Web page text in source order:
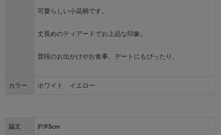
可愛らしい小花柄です。
丈長めのティアードでお上品な印象。
普段のお出かけやお食事、デートにもぴったり。
カラー ホワイト イエロー
脇丈
約95cm